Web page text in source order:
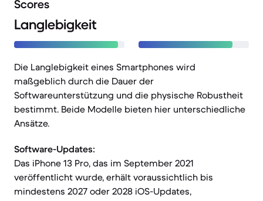
Scores
Langlebigkeit
Die Langlebigkeit eines Smartphones wird
maßgeblich durch die Dauer der
Softwareunterstützung und die physische Robustheit
bestimmt. Beide Modelle bieten hier unterschiedliche
Ansätze.
Software-Updates:
Das iPhone 13 Pro, das im September 2021
veröffentlicht wurde, erhält voraussichtlich bis
mindestens 2027 oder 2028 iOS-Updates,